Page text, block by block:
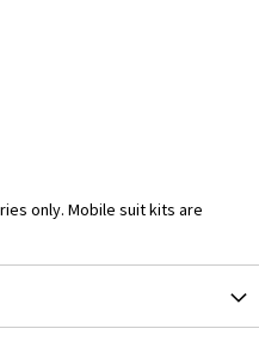
only. Mobile suit kits are